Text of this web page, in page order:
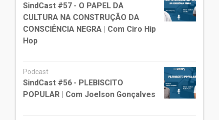
SindCast #57 - O PAPEL DA
CULTURA NA CONSTRUÇÃO DA
CONSCIÊNCIA NEGRA | Com Ciro Hip
Hop
Podcast
SindCast #56 - PLEBISCITO
POPULAR | Com Joelson Gonçalves